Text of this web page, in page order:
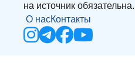
на источник обязательна.
О насКонтакты